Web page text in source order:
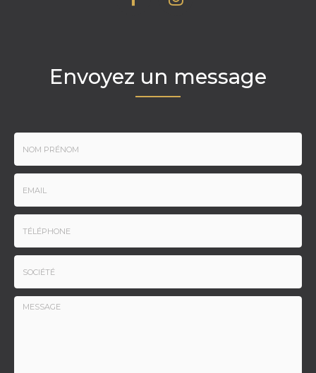
Envoyez un message
Nom
Prénom
*
Email
*
Tél.
*
Société